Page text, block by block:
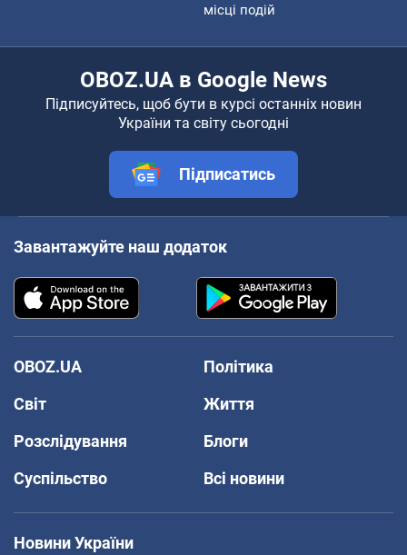
місці подій
OBOZ.UA в Google News
Підписуйтесь, щоб бути в курсі останніх новин
України та світу сьогодні
Підписатись
Завантажуйте наш додаток
OBOZ.UA
Політика
Світ
Життя
Розслідування
Блоги
Суспільство
Всі новини
Новини України